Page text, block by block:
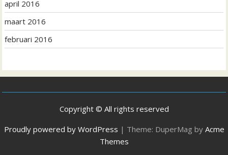
april 2016
maart 2016
februari 2016
Copyright © All rights reserved
Proudly powered by WordPress | Theme: DuperMag by Acme
Themes